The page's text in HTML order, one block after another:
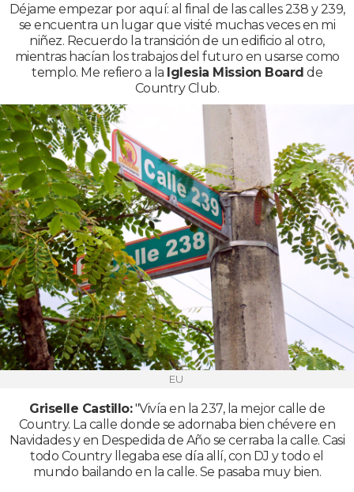
Déjame empezar por aquí: al final de las calles 238 y 239,
se encuentra un lugar que visité muchas veces en mi
niñez. Recuerdo la transición de un edificio al otro,
mientras hacían los trabajos del futuro en usarse como
templo. Me refiero a la Iglesia Mission Board de
Country Club.
EU
Griselle Castillo:"Vivía en la 237, la mejor calle de
Country. La calle donde se adornaba bien chévere en
Navidades y en Despedida de Año se cerraba la calle. Casi
todo Country llegaba ese día allí, con DJ y todo el
mundo bailando en la calle. Se pasaba muy bien.